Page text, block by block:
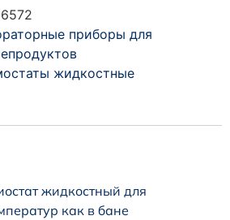
приборы для
жидкостные
жидкостный для
как в бане